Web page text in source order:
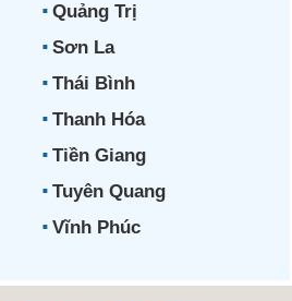
Quảng Trị
Sơn La
Thái Bình
Thanh Hóa
Tiền Giang
Tuyên Quang
Vĩnh Phúc